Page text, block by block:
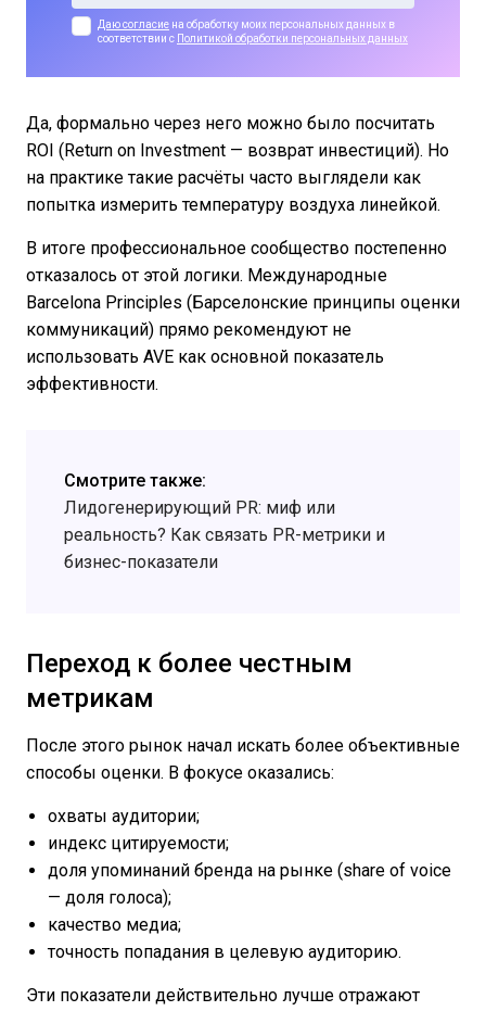
Даю согласие на обработку моих персональных данных в
соответствии с Политикой обработки персональных данных
Да, формально через него можно было посчитать
ROI (Return on Investment — возврат инвестиций). Но
на практике такие расчёты часто выглядели как
попытка измерить температуру воздуха линейкой.
В итоге профессиональное сообщество постепенно
отказалось от этой логики. Международные
Barcelona Principles (Барселонские принципы оценки
коммуникаций) прямо рекомендуют не
использовать AVE как основной показатель
эффективности.
Смотрите также:
Лидогенерирующий PR: миф или
реальность? Как связать PR-метрики и
бизнес-показатели
Переход к более честным
метрикам
После этого рынок начал искать более объективные
способы оценки. В фокусе оказались:
охваты аудитории;
индекс цитируемости;
доля упоминаний бренда на рынке (share of voice
— доля голоса);
качество медиа;
точность попадания в целевую аудиторию.
Эти показатели действительно лучше отражают